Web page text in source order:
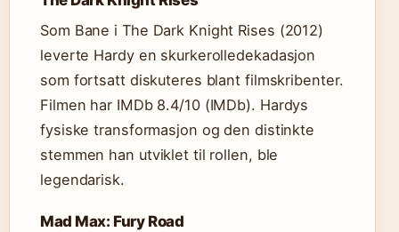
Som Bane i The Dark Knight Rises (2012)
leverte Hardy en skurkerolledekadasjon
som fortsatt diskuteres blant filmskribenter.
Filmen har IMDb 8.4/10 (IMDb). Hardys
fysiske transformasjon og den distinkte
stemmen han utviklet til rollen, ble
legendarisk.
Mad Max: Fury Road